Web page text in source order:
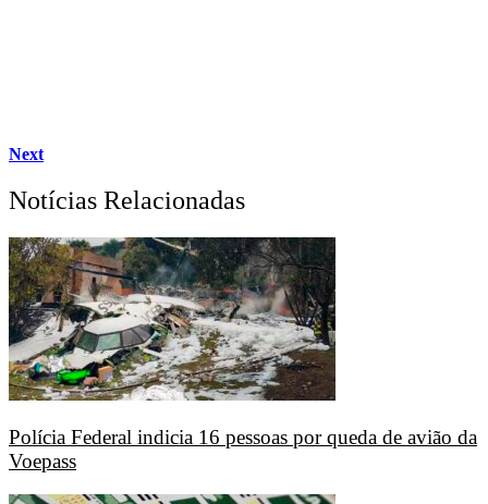
Next
Notícias Relacionadas
Polícia Federal indicia 16 pessoas por queda de avião da
Voepass